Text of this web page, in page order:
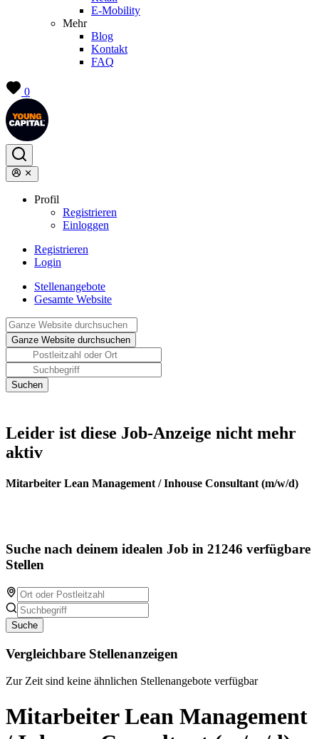
E-Mobility
Mehr
Blog
Kontakt
FAQ
0
Profil
Registrieren
Einloggen
Registrieren
Login
Stellenangebote
Gesamte Website
Leider ist diese Job-Anzeige nicht mehr
aktiv
Mitarbeiter Lean Management / Inhouse Consultant (m/w/d)
Suche nach deinem idealen Job in 21246 verfügbare
Stellen
Suche
Vergleichbare Stellenanzeigen
Zur Zeit sind keine ähnlichen Stellenangebote verfügbar
Mitarbeiter Lean Management